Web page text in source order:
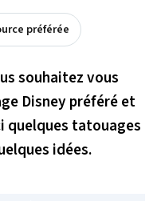
préférée
souhaitez vous
Disney préféré et
quelques tatouages
idées.